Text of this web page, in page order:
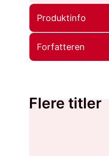
Produktinfo
Forfatteren
Flere titler